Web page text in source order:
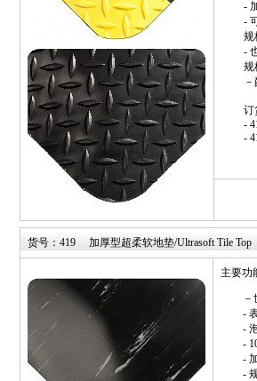
-
-
规
-
规
订
-
-
货号：419 加厚型超柔软地垫/Ultrasoft Tile Top
主要功
-
-
-
-
-